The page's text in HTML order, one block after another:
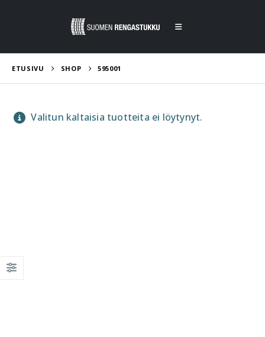
ETUSIVU SHOP 595001
Valitun kaltaisia tuotteita ei löytynyt.